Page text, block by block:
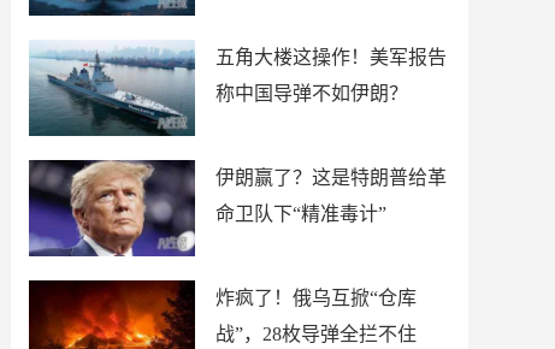
五角大楼这操作！美军报告
称中国导弹不如伊朗？
伊朗赢了？这是特朗普给革
命卫队下“精准毒计”
炸疯了！俄乌互掀“仓库
战”，28枚导弹全拦不住